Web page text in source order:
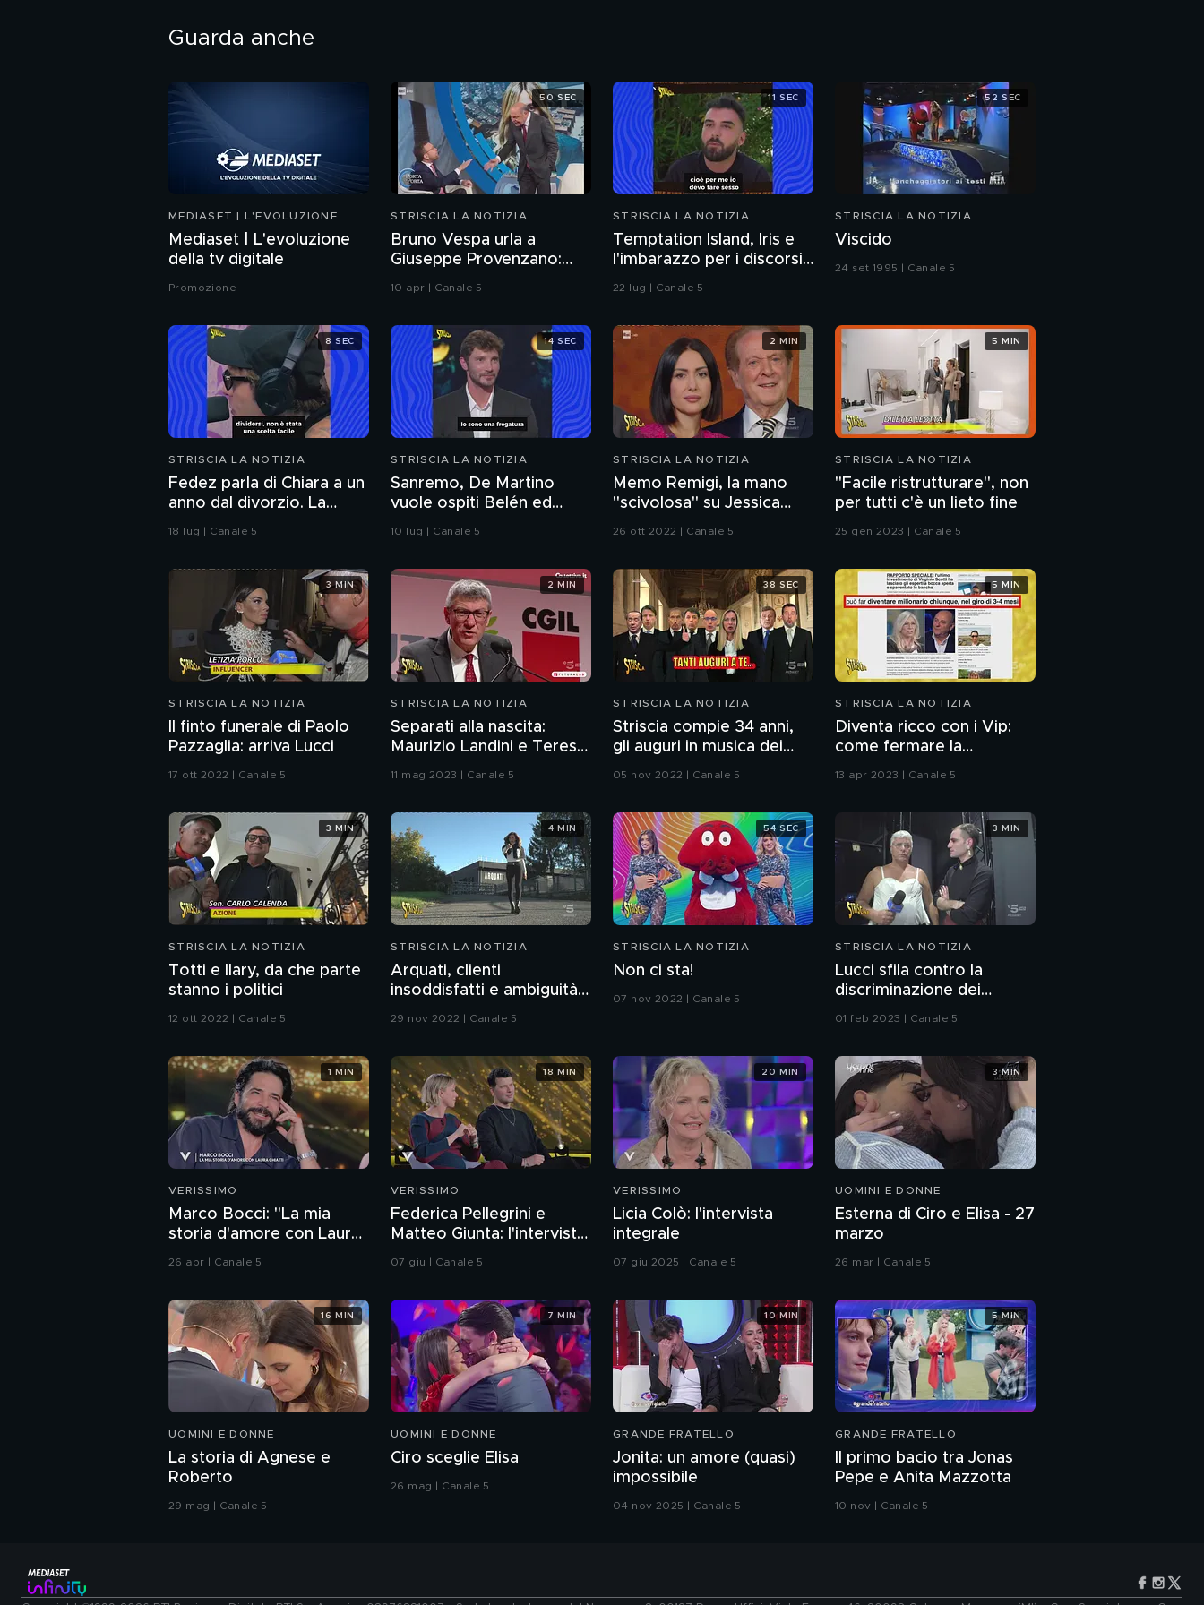
Politici su TikTok, che
fine hanno fatto
Guarda anche
MEDIASET | L'EVOLUZIONE
DELLA TV DIGITALE
Mediaset | L'evoluzione
della tv digitale
Promozione
STRISCIA LA NOTIZIA
Bruno Vespa urla a
Giuseppe Provenzano:
«Stia zitto!»
10 apr | Canale 5
50 SEC
STRISCIA LA NOTIZIA
Temptation Island, Iris e
l'imbarazzo per i discorsi
del fidanzato Andrea sul
22 lug | Canale 5
11 SEC
STRISCIA LA NOTIZIA
Viscido
24 set 1995 | Canale 5
52 SEC
STRISCIA LA NOTIZIA
Fedez parla di Chiara a un
anno dal divorzio. La
reazione della Ferragni
18 lug | Canale 5
8 SEC
STRISCIA LA NOTIZIA
Sanremo, De Martino
vuole ospiti Belén ed
Emma: il curioso triangolo
10 lug | Canale 5
14 SEC
STRISCIA LA NOTIZIA
Memo Remigi, la mano
"scivolosa" su Jessica
Morlacchi
26 ott 2022 | Canale 5
2 MIN
STRISCIA LA NOTIZIA
"Facile ristrutturare", non
per tutti c'è un lieto fine
25 gen 2023 | Canale 5
5 MIN
STRISCIA LA NOTIZIA
Il finto funerale di Paolo
Pazzaglia: arriva Lucci
17 ott 2022 | Canale 5
3 MIN
STRISCIA LA NOTIZIA
Separati alla nascita:
Maurizio Landini e Teresa
dei Legnanesi
11 mag 2023 | Canale 5
2 MIN
STRISCIA LA NOTIZIA
Striscia compie 34 anni,
gli auguri in musica dei
05 nov 2022 | Canale 5
38 SEC
STRISCIA LA NOTIZIA
Diventa ricco con i Vip:
come fermare la
pubblicità ingannevole
13 apr 2023 | Canale 5
5 MIN
STRISCIA LA NOTIZIA
Totti e Ilary, da che parte
stanno i politici
12 ott 2022 | Canale 5
3 MIN
STRISCIA LA NOTIZIA
Arquati, clienti
insoddisfatti e ambiguità
con le finanziarie
29 nov 2022 | Canale 5
4 MIN
STRISCIA LA NOTIZIA
Non ci sta!
07 nov 2022 | Canale 5
54 SEC
STRISCIA LA NOTIZIA
Lucci sfila contro la
discriminazione dei
capezzoli femminili
01 feb 2023 | Canale 5
3 MIN
VERISSIMO
Marco Bocci: "La mia
storia d'amore con Laura
Chiatti"
26 apr | Canale 5
1 MIN
VERISSIMO
Federica Pellegrini e
Matteo Giunta: l'intervista
integrale
07 giu | Canale 5
18 MIN
VERISSIMO
Licia Colò: l'intervista
integrale
07 giu 2025 | Canale 5
20 MIN
UOMINI E DONNE
Esterna di Ciro e Elisa - 27
marzo
26 mar | Canale 5
3 MIN
UOMINI E DONNE
La storia di Agnese e
Roberto
29 mag | Canale 5
16 MIN
UOMINI E DONNE
Ciro sceglie Elisa
26 mag | Canale 5
7 MIN
GRANDE FRATELLO
Jonita: un amore (quasi)
impossibile
04 nov 2025 | Canale 5
10 MIN
GRANDE FRATELLO
Il primo bacio tra Jonas
Pepe e Anita Mazzotta
10 nov | Canale 5
5 MIN